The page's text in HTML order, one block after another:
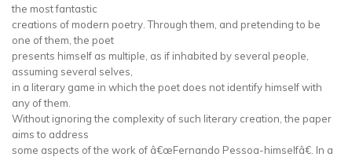
the most fantastic
creations of modern poetry. Through them, and pretending to be
one of them, the poet
presents himself as multiple, as if inhabited by several people,
assuming several selves,
in a literary game in which the poet does not identify himself with
any of them.
Without ignoring the complexity of such literary creation, the paper
aims to address
some aspects of the work of â€œFernando Pessoa-himselfâ€. In a